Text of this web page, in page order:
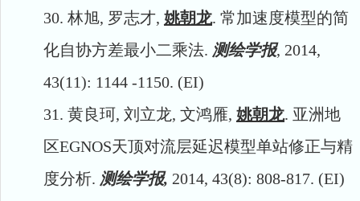
30. 林旭, 罗志才, 姚朝龙. 常加速度模型的简
化自协方差最小二乘法. 测绘学报, 2014,
43(11): 1144 -1150. (EI)
31. 黄良珂, 刘立龙, 文鸿雁, 姚朝龙. 亚洲地
区EGNOS天顶对流层延迟模型单站修正与精
度分析. 测绘学报, 2014, 43(8): 808-817. (EI)